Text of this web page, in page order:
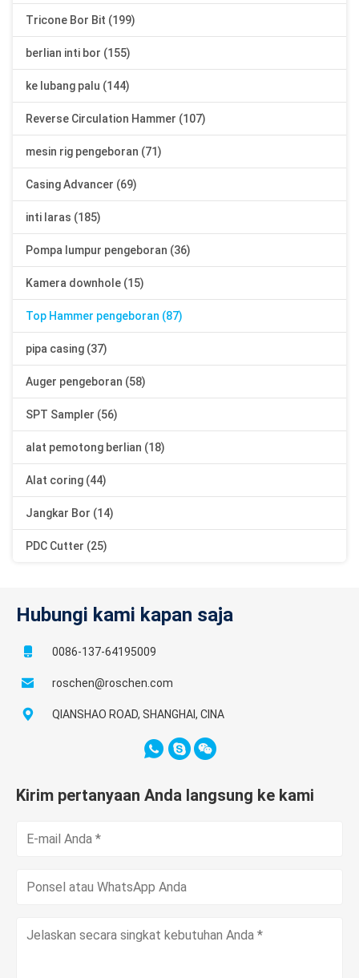
Tricone Bor Bit (199)
berlian inti bor (155)
ke lubang palu (144)
Reverse Circulation Hammer (107)
mesin rig pengeboran (71)
Casing Advancer (69)
inti laras (185)
Pompa lumpur pengeboran (36)
Kamera downhole (15)
Top Hammer pengeboran (87)
pipa casing (37)
Auger pengeboran (58)
SPT Sampler (56)
alat pemotong berlian (18)
Alat coring (44)
Jangkar Bor (14)
PDC Cutter (25)
Hubungi kami kapan saja
0086-137-64195009
roschen@roschen.com
QIANSHAO ROAD, SHANGHAI, CINA
Kirim pertanyaan Anda langsung ke kami